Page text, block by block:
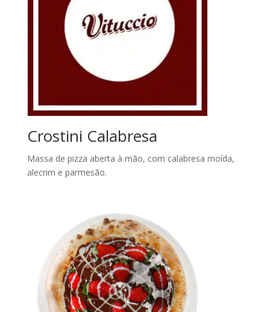
Crostini Calabresa
Massa de pizza aberta à mão, com calabresa moída,
alecrim e parmesão.